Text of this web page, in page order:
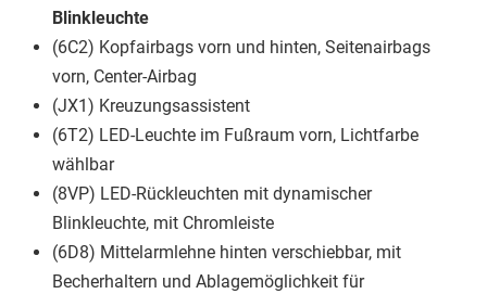
Blinkleuchte
(6C2) Kopfairbags vorn und hinten, Seitenairbags
vorn, Center-Airbag
(JX1) Kreuzungsassistent
(6T2) LED-Leuchte im Fußraum vorn, Lichtfarbe
wählbar
(8VP) LED-Rückleuchten mit dynamischer
Blinkleuchte, mit Chromleiste
(6D8) Mittelarmlehne hinten verschiebbar, mit
Becherhaltern und Ablagemöglichkeit für